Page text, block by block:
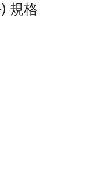
規格